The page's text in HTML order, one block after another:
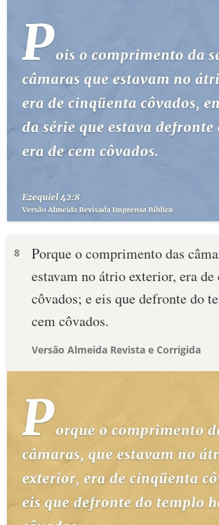
8
Porque o comprimento das
estavam no átrio exterior, era de
côvados; e eis que defronte do
cem côvados.
Versão Almeida Revista e Corrigida